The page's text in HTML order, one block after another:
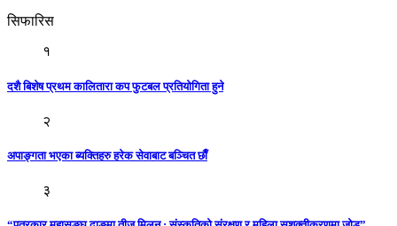
सिफारिस
१
दशै बिशेष प्रथम कालितारा कप फुटबल प्रतियाेगिता हुने
२
अपाङ्गता भएका ब्यक्तिहरु हरेक सेवाबाट बञ्चित छाैँ
३